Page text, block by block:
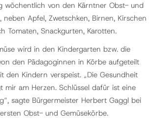
wöchentlich von den Kärntner Obst- und
neben Apfel, Zwetschken, Birnen, Kirschen
Tomaten, Snackgurten, Karotten.
wird in den Kindergarten bzw. die
den Pädagoginnen in Körbe aufgeteilt
den Kindern verspeist. „Die Gesundheit
mir am Herzen. Schlüssel dafür ist eine
sagte Bürgermeister Herbert Gaggl bei
Obst- und Gemüsekörbe.